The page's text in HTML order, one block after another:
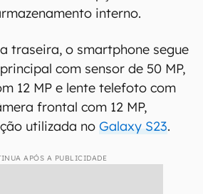
interno.
traseira, o smartphone segue
com sensor de 50 MP,
12 MP e lente telefoto com
frontal com 12 MP,
utilizada no Galaxy S23.
APÓS A PUBLICIDADE